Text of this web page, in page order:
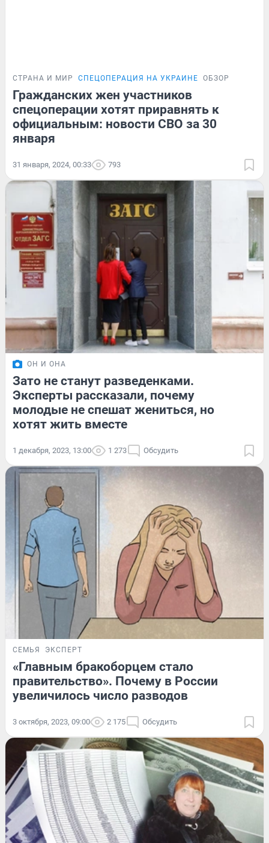
СТРАНА И МИР СПЕЦОПЕРАЦИЯ НА УКРАИНЕ ОБЗОР
Гражданских жен участников
спецоперации хотят приравнять к
официальным: новости СВО за 30
января
31 января, 2024, 00:33 793
ОН И ОНА
Зато не станут разведенками.
Эксперты рассказали, почему
молодые не спешат жениться, но
хотят жить вместе
1 декабря, 2023, 13:00 1 273 Обсудить
СЕМЬЯ ЭКСПЕРТ
«Главным бракоборцем стало
правительство». Почему в России
увеличилось число разводов
3 октября, 2023, 09:00 2 175 Обсудить